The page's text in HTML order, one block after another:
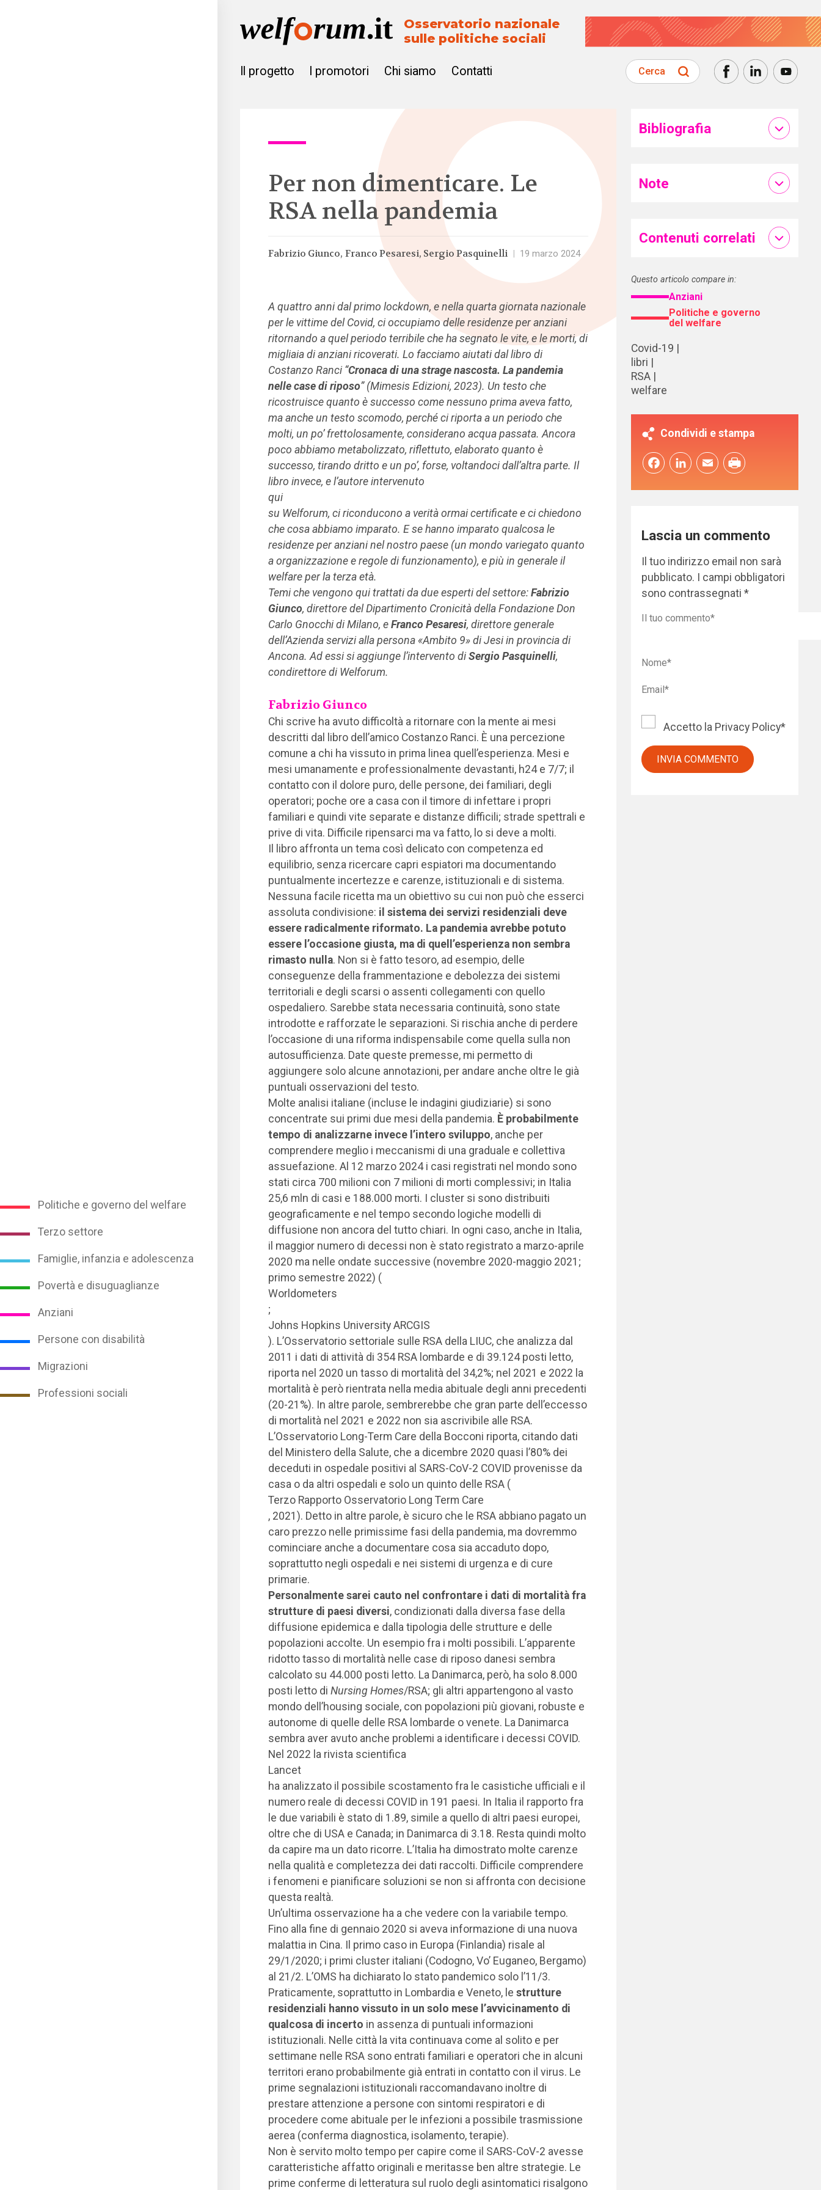
Politiche e governo del welfare
Terzo settore
Famiglie, infanzia e adolescenza
Povertà e disuguaglianze
Anziani
Persone con disabilità
Migrazioni
Professioni sociali
Osservatorio nazionale
sulle politiche sociali
Il progetto I promotori Chi siamo Contatti Cerca
Per non dimenticare. Le
RSA nella pandemia
Fabrizio Giunco Franco Pesaresi Sergio Pasquinelli 19 marzo 2024
A quattro anni dal primo lockdown, e nella quarta giornata nazionale
per le vittime del Covid, ci occupiamo delle residenze per anziani
ritornando a quel periodo terribile che ha segnato le vite, e le morti, di
migliaia di anziani ricoverati. Lo facciamo aiutati dal libro di
Costanzo Ranci “Cronaca di una strage nascosta. La pandemia
nelle case di riposo” (Mimesis Edizioni, 2023). Un testo che
ricostruisce quanto è successo come nessuno prima aveva fatto,
ma anche un testo scomodo, perché ci riporta a un periodo che
molti, un po’ frettolosamente, considerano acqua passata. Ancora
poco abbiamo metabolizzato, riflettuto, elaborato quanto è
successo, tirando dritto e un po’, forse, voltandoci dall’altra parte. Il
libro invece, e l’autore intervenuto
qui
su Welforum, ci riconducono a verità ormai certificate e ci chiedono
che cosa abbiamo imparato. E se hanno imparato qualcosa le
residenze per anziani nel nostro paese (un mondo variegato quanto
a organizzazione e regole di funzionamento), e più in generale il
welfare per la terza età.
Temi che vengono qui trattati da due esperti del settore: Fabrizio
Giunco, direttore del Dipartimento Cronicità della Fondazione Don
Carlo Gnocchi di Milano, eFranco Pesaresi, direttore generale
dell’Azienda servizi alla persona «Ambito 9» di Jesi in provincia di
Ancona. Ad essi si aggiunge l’intervento di Sergio Pasquinelli,
condirettore di Welforum.
Fabrizio Giunco
Chi scrive ha avuto difficoltà a ritornare con la mente ai mesi
descritti dal libro dell’amico Costanzo Ranci. È una percezione
comune a chi ha vissuto in prima linea quell’esperienza. Mesi e
mesi umanamente e professionalmente devastanti, h24 e 7/7; il
contatto con il dolore puro, delle persone, dei familiari, degli
operatori; poche ore a casa con il timore di infettare i propri
familiari e quindi vite separate e distanze difficili; strade spettrali e
prive di vita. Difficile ripensarci ma va fatto, lo si deve a molti.
Il libro affronta un tema così delicato con competenza ed
equilibrio, senza ricercare capri espiatori ma documentando
puntualmente incertezze e carenze, istituzionali e di sistema.
Nessuna facile ricetta ma un obiettivo su cui non può che esserci
assoluta condivisione: il sistema dei servizi residenziali deve
essere radicalmente riformato. La pandemia avrebbe potuto
essere l’occasione giusta, ma di quell’esperienza non sembra
rimasto nulla. Non si è fatto tesoro, ad esempio, delle
conseguenze della frammentazione e debolezza dei sistemi
territoriali e degli scarsi o assenti collegamenti con quello
ospedaliero. Sarebbe stata necessaria continuità, sono state
introdotte e rafforzate le separazioni. Si rischia anche di perdere
l’occasione di una riforma indispensabile come quella sulla non
autosufficienza. Date queste premesse, mi permetto di
aggiungere solo alcune annotazioni, per andare anche oltre le già
puntuali osservazioni del testo.
Molte analisi italiane (incluse le indagini giudiziarie) si sono
concentrate sui primi due mesi della pandemia. È probabilmente
tempo di analizzarne invece l’intero sviluppo, anche per
comprendere meglio i meccanismi di una graduale e collettiva
assuefazione. Al 12 marzo 2024 i casi registrati nel mondo sono
stati circa 700 milioni con 7 milioni di morti complessivi; in Italia
25,6 mln di casi e 188.000 morti. I cluster si sono distribuiti
geograficamente e nel tempo secondo logiche modelli di
diffusione non ancora del tutto chiari. In ogni caso, anche in Italia,
il maggior numero di decessi non è stato registrato a marzo-aprile
2020 ma nelle ondate successive (novembre 2020-maggio 2021;
primo semestre 2022) (
Worldometers
;
Johns Hopkins University ARCGIS
). L’Osservatorio settoriale sulle RSA della LIUC, che analizza dal
2011 i dati di attività di 354 RSA lombarde e di 39.124 posti letto,
riporta nel 2020 un tasso di mortalità del 34,2%; nel 2021 e 2022 la
mortalità è però rientrata nella media abituale degli anni precedenti
(20-21%). In altre parole, sembrerebbe che gran parte dell’eccesso
di mortalità nel 2021 e 2022 non sia ascrivibile alle RSA.
L’Osservatorio Long-Term Care della Bocconi riporta, citando dati
del Ministero della Salute, che a dicembre 2020 quasi l’80% dei
deceduti in ospedale positivi al SARS-CoV-2 COVID provenisse da
casa o da altri ospedali e solo un quinto delle RSA (
Terzo Rapporto Osservatorio Long Term Care
, 2021). Detto in altre parole, è sicuro che le RSA abbiano pagato un
caro prezzo nelle primissime fasi della pandemia, ma dovremmo
cominciare anche a documentare cosa sia accaduto dopo,
soprattutto negli ospedali e nei sistemi di urgenza e di cure
primarie.
Personalmente sarei cauto nel confrontare i dati di mortalità fra
strutture di paesi diversi, condizionati dalla diversa fase della
diffusione epidemica e dalla tipologia delle strutture e delle
popolazioni accolte. Un esempio fra i molti possibili. L’apparente
ridotto tasso di mortalità nelle case di riposo danesi sembra
calcolato su 44.000 posti letto. La Danimarca, però, ha solo 8.000
posti letto di Nursing Homes/RSA; gli altri appartengono al vasto
mondo dell’housing sociale, con popolazioni più giovani, robuste e
autonome di quelle delle RSA lombarde o venete. La Danimarca
sembra aver avuto anche problemi a identificare i decessi COVID.
Nel 2022 la rivista scientifica
Lancet
ha analizzato il possibile scostamento fra le casistiche ufficiali e il
numero reale di decessi COVID in 191 paesi. In Italia il rapporto fra
le due variabili è stato di 1.89, simile a quello di altri paesi europei,
oltre che di USA e Canada; in Danimarca di 3.18. Resta quindi molto
da capire ma un dato ricorre. L’Italia ha dimostrato molte carenze
nella qualità e completezza dei dati raccolti. Difficile comprendere
i fenomeni e pianificare soluzioni se non si affronta con decisione
questa realtà.
Un’ultima osservazione ha a che vedere con la variabile tempo.
Fino alla fine di gennaio 2020 si aveva informazione di una nuova
malattia in Cina. Il primo caso in Europa (Finlandia) risale al
29/1/2020; i primi cluster italiani (Codogno, Vo’ Euganeo, Bergamo)
al 21/2. L’OMS ha dichiarato lo stato pandemico solo l’11/3.
Praticamente, soprattutto in Lombardia e Veneto, le strutture
residenziali hanno vissuto in un solo mese l’avvicinamento di
qualcosa di incerto in assenza di puntuali informazioni
istituzionali. Nelle città la vita continuava come al solito e per
settimane nelle RSA sono entrati familiari e operatori che in alcuni
territori erano probabilmente già entrati in contatto con il virus. Le
prime segnalazioni istituzionali raccomandavano inoltre di
prestare attenzione a persone con sintomi respiratori e di
procedere come abituale per le infezioni a possibile trasmissione
aerea (conferma diagnostica, isolamento, terapie).
Non è servito molto tempo per capire come il SARS-CoV-2 avesse
caratteristiche affatto originali e meritasse ben altre strategie. Le
prime conferme di letteratura sul ruolo degli asintomatici risalgono
Bibliografia
Note
Contenuti correlati
Questo articolo compare in:
Anziani
Politiche e governo
del welfare
Covid-19
libri
RSA
welfare
Condividi e stampa
FacebookLinkedInEmail
Lascia un commento
Il tuo indirizzo email non sarà
pubblicato. I campi obbligatori
sono contrassegnati*
Accetto la Privacy Policy*